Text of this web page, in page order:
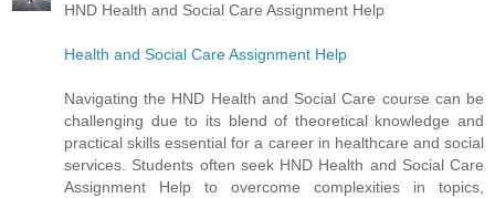
HND Health and Social Care Assignment Help
Health and Social Care Assignment Help
Navigating the HND Health and Social Care course can be
challenging due to its blend of theoretical knowledge and
practical skills essential for a career in healthcare and social
services. Students often seek HND Health and Social Care
Assignment Help to overcome complexities in topics,